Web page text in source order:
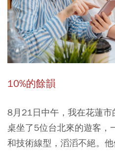
10%的餘韻
8月21日中午，我在花蓮
桌坐了5位台北來的遊客，
和技術線型，滔滔不絕。